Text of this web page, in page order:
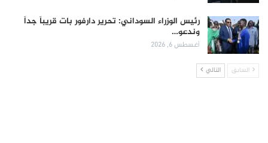
رئيس الوزراء السوداني: تحرير دارفور بات قريباً جداً
وندعو…
أغسطس 6, 2026
السابق التالي